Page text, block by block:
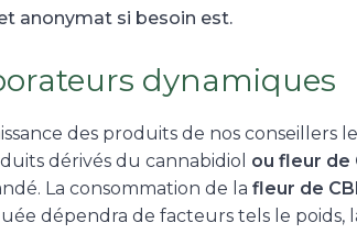
anonymat si besoin est.
dynamiques
des produits de nos conseillers
dérivés du cannabidiol ou fleur de
La consommation de la fleur de
dépendra de facteurs tels le poids,